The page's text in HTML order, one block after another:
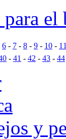
el
6 - 7 - 8 - 9 - 10 - 11
- 41 - 42 - 43 - 44
y